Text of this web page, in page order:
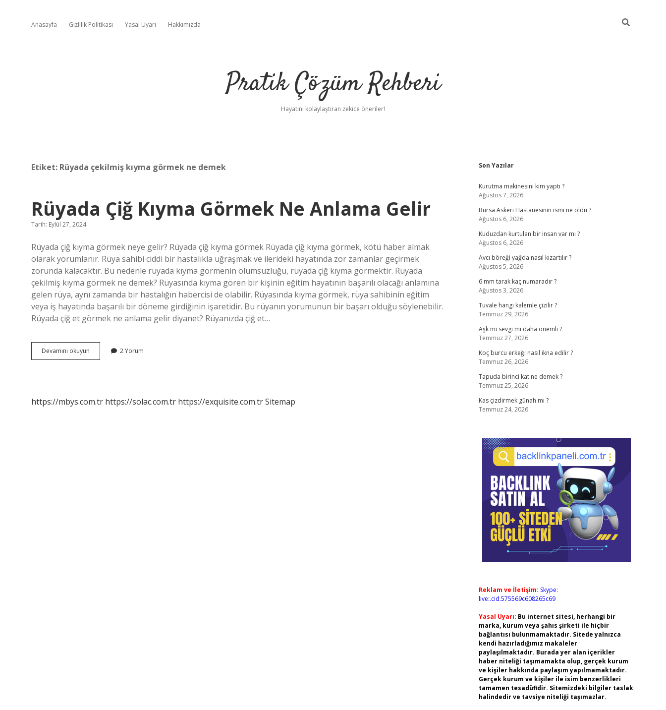
Anasayfa Gizlilik Politikası Yasal Uyarı Hakkımızda
Pratik Çözüm Rehberi
Hayatını kolaylaştıran zekice öneriler!
Etiket: Rüyada çekilmiş kıyma görmek ne demek
Rüyada Çiğ Kıyma Görmek Ne Anlama Gelir
Tarih: Eylül 27, 2024
Rüyada çiğ kıyma görmek neye gelir? Rüyada çiğ kıyma görmek Rüyada çiğ kıyma görmek, kötü haber almak
olarak yorumlanır. Rüya sahibi ciddi bir hastalıkla uğraşmak ve ilerideki hayatında zor zamanlar geçirmek
zorunda kalacaktır. Bu nedenle rüyada kıyma görmenin olumsuzluğu, rüyada çiğ kıyma görmektir. Rüyada
çekilmiş kıyma görmek ne demek? Rüyasında kıyma gören bir kişinin eğitim hayatının başarılı olacağı anlamına
gelen rüya, aynı zamanda bir hastalığın habercisi de olabilir. Rüyasında kıyma görmek, rüya sahibinin eğitim
veya iş hayatında başarılı bir döneme girdiğinin işaretidir. Bu rüyanın yorumunun bir başarı olduğu söylenebilir.
Rüyada çiğ et görmek ne anlama gelir diyanet? Rüyanızda çiğ et…
Devamını okuyun
Çiğ
Gelir
2 Yorum
https://mbys.com.tr https://solac.com.tr https://exquisite.com.trSitemap
Sidebar
Son Yazılar
Kurutma makinesini kim yaptı ?
Ağustos 7, 2026
Bursa Askeri Hastanesinin ismi ne oldu ?
Ağustos 6, 2026
Kuduzdan kurtulan bir insan var mı ?
Ağustos 6, 2026
Avcı böreği yağda nasıl kızartılır ?
Ağustos 5, 2026
6 mm tarak kaç numaradır ?
Ağustos 3, 2026
Tuvale hangi kalemle çizilir ?
Temmuz 29, 2026
Aşk mı sevgi mi daha önemli ?
Temmuz 27, 2026
Koç burcu erkeği nasıl ikna edilir ?
Temmuz 26, 2026
Tapuda birinci kat ne demek ?
Temmuz 25, 2026
Kas çizdirmek günah mı ?
Temmuz 24, 2026
Reklam ve İletişim: Skype:
live:.cid.575569c608265c69
Yasal Uyarı: Bu internet sitesi, herhangi bir
marka, kurum veya şahıs şirketi ile hiçbir
bağlantısı bulunmamaktadır. Sitede yalnızca
kendi hazırladığımız makaleler
paylaşılmaktadır. Burada yer alan içerikler
haber niteliği taşımamakta olup, gerçek kurum
ve kişiler hakkında paylaşım yapılmamaktadır.
Gerçek kurum ve kişiler ile isim benzerlikleri
tamamen tesadüfidir. Sitemizdeki bilgiler taslak
halindedir ve tavsiye niteliği taşımazlar.